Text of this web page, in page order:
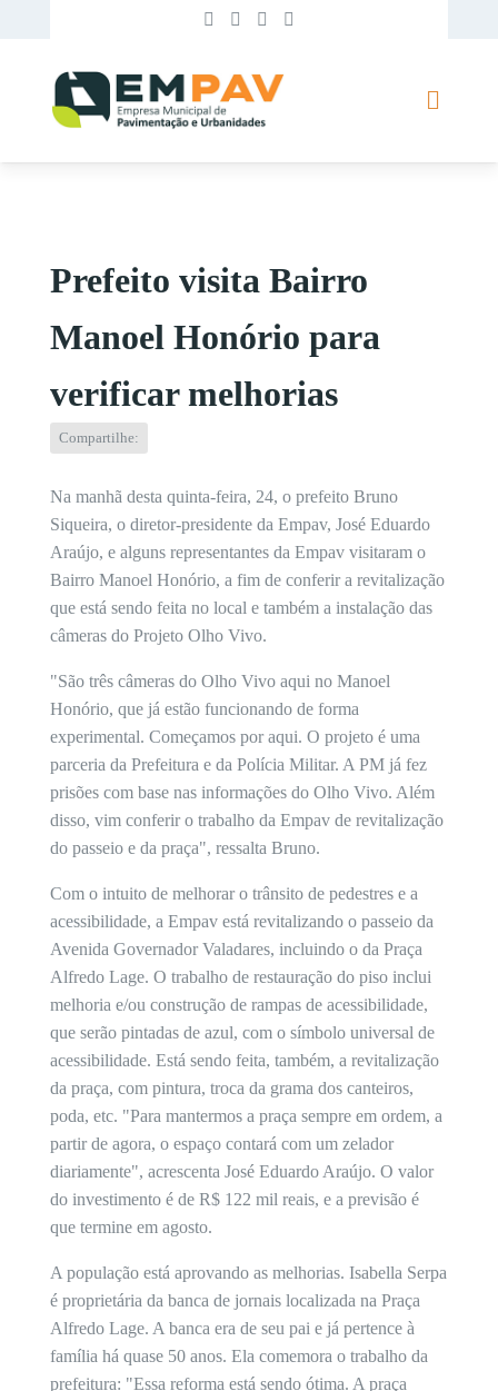
Prefeito visita Bairro
Manoel Honório para
verificar melhorias
Compartilhe:
Na manhã desta quinta-feira, 24, o prefeito Bruno
Siqueira, o diretor-presidente da Empav, José Eduardo
Araújo, e alguns representantes da Empav visitaram o
Bairro Manoel Honório, a fim de conferir a revitalização
que está sendo feita no local e também a instalação das
câmeras do Projeto Olho Vivo.
"São três câmeras do Olho Vivo aqui no Manoel
Honório, que já estão funcionando de forma
experimental. Começamos por aqui. O projeto é uma
parceria da Prefeitura e da Polícia Militar. A PM já fez
prisões com base nas informações do Olho Vivo. Além
disso, vim conferir o trabalho da Empav de revitalização
do passeio e da praça", ressalta Bruno.
Com o intuito de melhorar o trânsito de pedestres e a
acessibilidade, a Empav está revitalizando o passeio da
Avenida Governador Valadares, incluindo o da Praça
Alfredo Lage. O trabalho de restauração do piso inclui
melhoria e/ou construção de rampas de acessibilidade,
que serão pintadas de azul, com o símbolo universal de
acessibilidade. Está sendo feita, também, a revitalização
da praça, com pintura, troca da grama dos canteiros,
poda, etc. "Para mantermos a praça sempre em ordem, a
partir de agora, o espaço contará com um zelador
diariamente", acrescenta José Eduardo Araújo. O valor
do investimento é de R$ 122 mil reais, e a previsão é
que termine em agosto.
A população está aprovando as melhorias. Isabella Serpa
é proprietária da banca de jornais localizada na Praça
Alfredo Lage. A banca era de seu pai e já pertence à
família há quase 50 anos. Ela comemora o trabalho da
prefeitura: "Essa reforma está sendo ótima. A praça